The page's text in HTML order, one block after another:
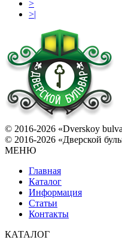
>
>|
© 2016-2026 «Dverskoy
© 2016-2026 «Дверской
МЕНЮ
Главная
Каталог
Информация
Статьи
Контакты
КАТАЛОГ